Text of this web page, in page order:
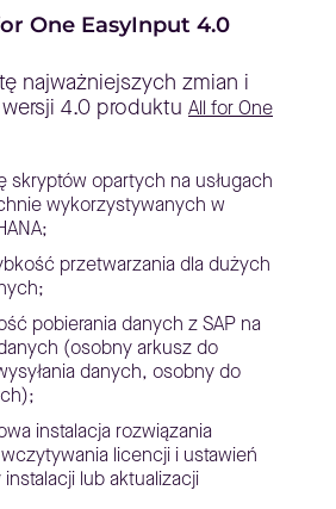
One EasyInput 4.0
najważniejszych zmian i
4.0 produktu All for One
skryptów opartych na usługach
wykorzystywanych w
przetwarzania dla dużych
pobierania danych z SAP na
(osobny arkusz do
danych, osobny do
instalacja rozwiązania
licencji i ustawień
lub aktualizacji